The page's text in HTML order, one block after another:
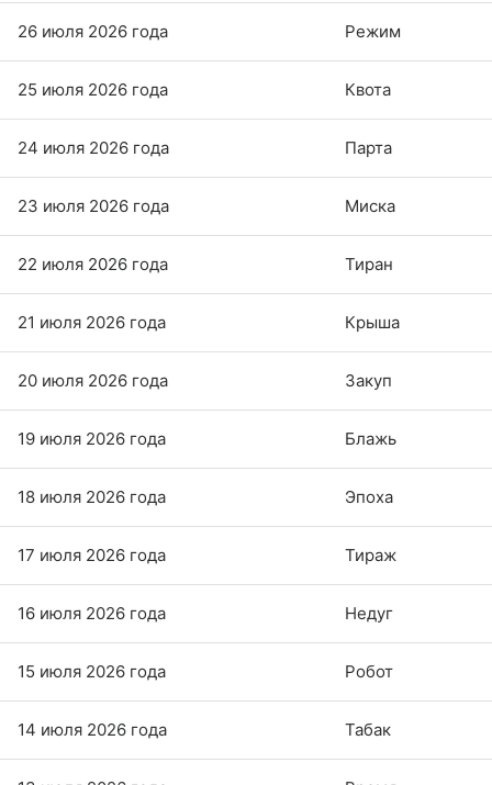
26 июля 2026 года Режим
25 июля 2026 года Квота
24 июля 2026 года Парта
23 июля 2026 года Миска
22 июля 2026 года Тиран
21 июля 2026 года Крыша
20 июля 2026 года Закуп
19 июля 2026 года Блажь
18 июля 2026 года Эпоха
17 июля 2026 года Тираж
16 июля 2026 года Недуг
15 июля 2026 года Робот
14 июля 2026 года Табак